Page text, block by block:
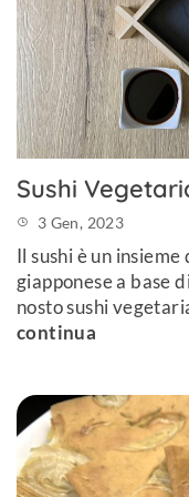
Sushi
3 Gen, 2023
Il sushi è un
giapponese a base
nosto sushi
continua